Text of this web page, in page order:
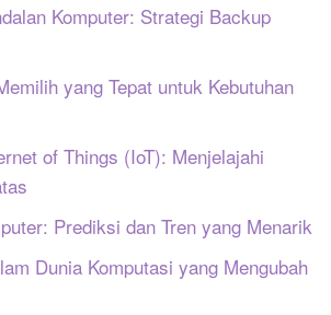
Komputer: Strategi Backup
yang Tepat untuk Kebutuhan
of Things (IoT): Menjelajahi
Prediksi dan Tren yang Menarik
Dunia Komputasi yang Mengubah